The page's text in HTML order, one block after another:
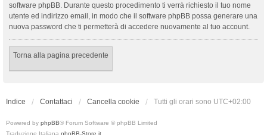
software phpBB. Durante questo procedimento ti verrà richiesto il tuo nome
utente ed indirizzo email, in modo che il software phpBB possa generare una
nuova password che ti permetterà di accedere nuovamente al tuo account.
Torna alla pagina precedente
Indice Contattaci Cancella cookie Tutti gli orari sono UTC+02:00
Powered by phpBB® Forum Software © phpBB Limited
Traduzione Italiana phpBB-Store.it